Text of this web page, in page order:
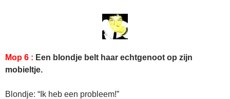
Mop 6 : Een blondje belt haar echtgenoot op zijn
mobieltje.
Blondje: “Ik heb een probleem!”